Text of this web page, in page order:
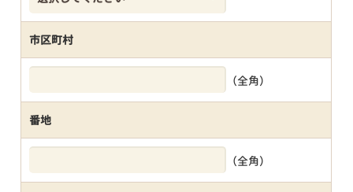
市区町村
（全角）
番地
（全角）